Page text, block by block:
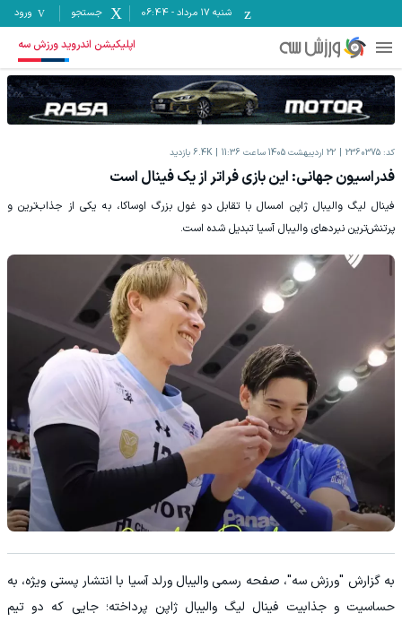
شنبه ۱۷ مرداد -
06:44 جستجو ورود
اپلیکیشن اندروید ورزش سه
کد: 2360375 22 اردیبهشت 1405 ساعت 11:36 6.4K بازدید
فدراسیون جهانی: این بازی فراتر از یک فینال است
فینال لیگ والیبال ژاپن امسال با تقابل دو غول بزرگ اوساکا، به یکی از جذاب‌ترین و
پرتنش‌ترین نبردهای والیبال آسیا تبدیل شده است.
به گزارش "ورزش سه"، صفحه رسمی والیبال ورلد آسیا با انتشار پستی ویژه، به
حساسیت و جذابیت فینال لیگ والیبال ژاپن پرداخته؛ جایی که دو تیم